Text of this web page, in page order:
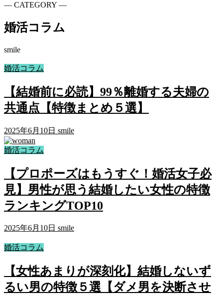
― CATEGORY ―
婚活コラム
smile
婚活コラム
【結婚前に必読】99％離婚する夫婦の
共通点【特徴まとめ５選】
2025年6月10日 smile
婚活コラム
【プロポーズはもうすぐ！婚活女子必
見】男性が思う結婚したい女性の特徴
ランキングTOP10
2025年6月10日 smile
婚活コラム
【女性あまりが深刻化】結婚しないず
るい男の特徴５選【ダメ男を決断させ